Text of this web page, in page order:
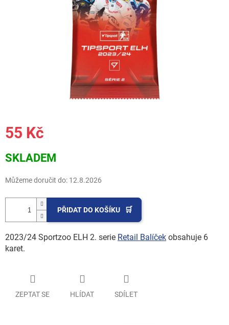
55 Kč
cena:
SKLADEM
Můžeme doručit do: 12.8.2026
PŘIDAT DO KOŠÍKU
2023/24 Sportzoo ELH 2. serie Retail Balíček obsahuje 6
karet.
ZEPTAT SE HLÍDAT SDÍLET